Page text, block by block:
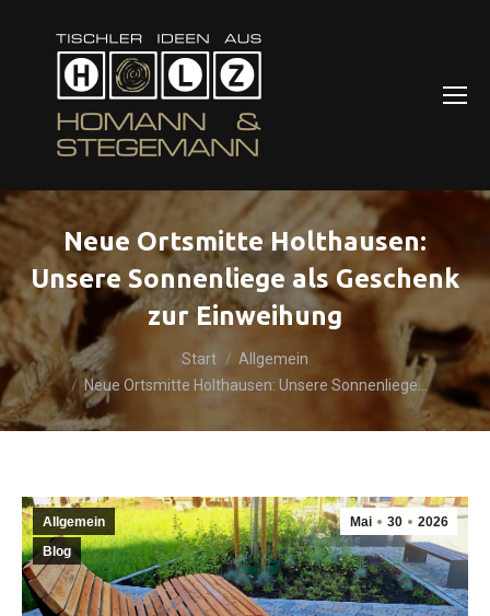
Neue Ortsmitte Holthausen:
Unsere Sonnenliege als Geschenk
zur Einweihung
Sie befinden sich hier:
Start
Allgemein
Neue Ortsmitte Holthausen: Unsere Sonnenliege…
Mai 30 2026
Allgemein
Blog